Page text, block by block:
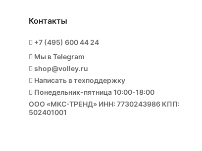
Контакты
+7 (495) 600 44 24
Мы в Telegram
shop@volley.ru
Написать в техподдержку
Понедельник-пятница 10:00-18:00
ООО «МКС-ТРЕНД» ИНН: 7730243986 КПП:
502401001